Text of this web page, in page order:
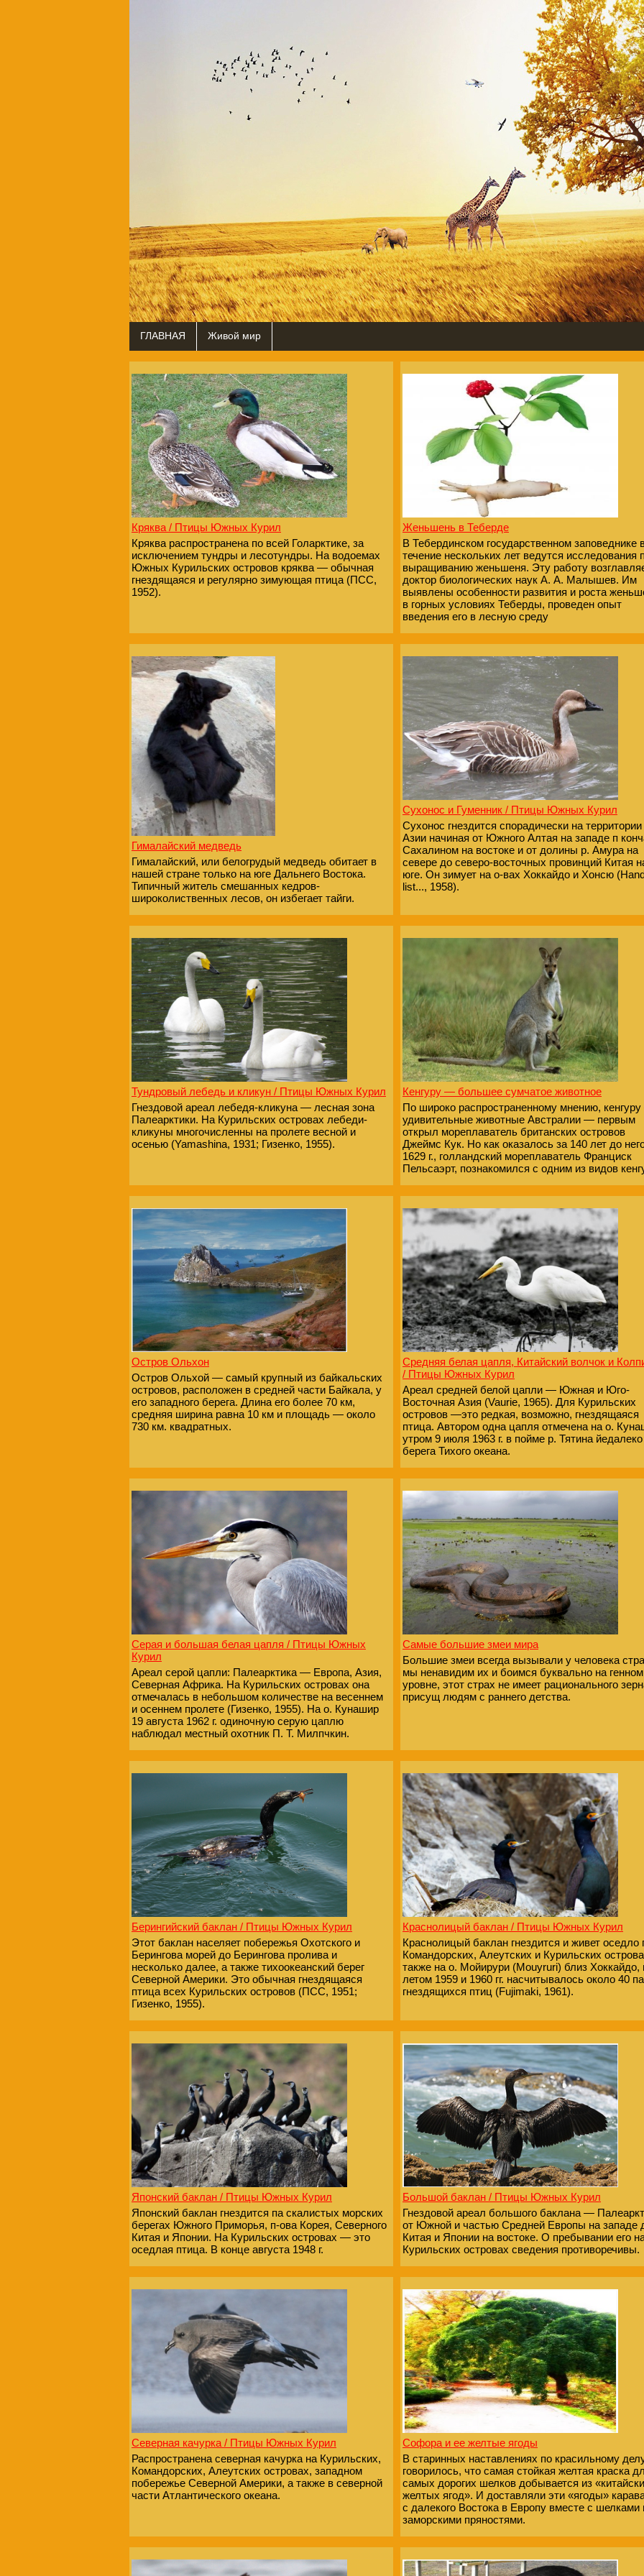
ГЛАВНАЯ Живой мир
Кряква / Птицы Южных Курил
Кряква распространена по всей Голарктике, за
исключением тундры и лесотундры. На водоемах
Южных Курильских островов кряква — обычная
гнездящаяся и регулярно зимующая птица (ПСС,
1952).
Женьшень в Теберде
В Тебердинском государственном заповеднике
течение нескольких лет ведутся исследования
выращиванию женьшеня. Эту работу
доктор биологических наук А. А. Малышев. Им
выявлены особенности развития и роста
в горных условиях Теберды, проведен опыт
введения его в лесную среду
Гималайский медведь
Гималайский, или белогрудый медведь обитает в
нашей стране только на юге Дальнего Востока.
Типичный житель смешанных кедров-
широколиственных лесов, он избегает тайги.
Сухонос и Гуменник / Птицы Южных Курил
Сухонос гнездится спорадически на территории
Азии начиная от Южного Алтая на западе п
Сахалином на востоке и от долины р. Амура на
севере до северо-восточных провинций Китая
юге. Он зимует на о-вах Хоккайдо и Хонсю
list..., 1958).
Тундровый лебедь и кликун / Птицы Южных Курил
Гнездовой ареал лебедя-кликуна — лесная зона
Палеарктики. На Курильских островах лебеди-
кликуны многочисленны на пролете весной и
осенью (Yamashina, 1931; Гизенко, 1955).
Кенгуру — большее сумчатое животное
По широко распространенному мнению,
удивительные животные Австралии — первым
открыл мореплаватель британских островов
Джеймс Кук. Но как оказалось за 140 лет до
1629 г., голландский мореплаватель Франциск
Пельсаэрт, познакомился с одним из видов
Остров Ольхон
Остров Ольхой — самый крупный из байкальских
островов, расположен в средней части Байкала, у
его западного берега. Длина его более 70 км,
средняя ширина равна 10 км и площадь — около
730 км. квадратных.
Средняя белая цапля, Китайский волчок и
/ Птицы Южных Курил
Ареал средней белой цапли — Южная и Юго-
Восточная Азия (Vaurie, 1965). Для Курильских
островов —это редкая, возможно, гнездящаяся
птица. Автором одна цапля отмечена на о.
утром 9 июля 1963 г. в пойме р. Тятина йедалеко
берега Тихого океана.
Серая и большая белая цапля / Птицы Южных
Курил
Ареал серой цапли: Палеарктика — Европа, Азия,
Северная Африка. На Курильских островах она
отмечалась в небольшом количестве на весеннем
и осеннем пролете (Гизенко, 1955). На о. Кунашир
19 августа 1962 г. одиночную серую цаплю
наблюдал местный охотник П. Т. Милпчкин.
Самые большие змеи мира
Большие змеи всегда вызывали у человека
мы ненавидим их и боимся буквально на генном
уровне, этот страх не имеет рационального
присущ людям с раннего детства.
Берингийский баклан / Птицы Южных Курил
Этот баклан населяет побережья Охотского и
Берингова морей до Берингова пролива и
несколько далее, а также тихоокеанский берег
Северной Америки. Это обычная гнездящаяся
птица всех Курильских островов (ПСС, 1951;
Гизенко, 1955).
Краснолицый баклан / Птицы Южных Курил
Краснолицый баклан гнездится и живет оседло
Командорских, Алеутских и Курильских
также на о. Мойирури (Mouyruri) близ Хоккайдо,
летом 1959 и 1960 гг. насчитывалось около 40
гнездящихся птиц (Fujimaki, 1961).
Японский баклан / Птицы Южных Курил
Японский баклан гнездится па скалистых морских
берегах Южного Приморья, п-ова Корея, Северного
Китая и Японии. На Курильских островах — это
оседлая птица. В конце августа 1948 г.
Большой баклан / Птицы Южных Курил
Гнездовой ареал большого баклана —
от Южной и частью Средней Европы на западе
Китая и Японии на востоке. О пребывании его
Курильских островах сведения противоречивы.
Северная качурка / Птицы Южных Курил
Распространена северная качурка на Курильских,
Командорских, Алеутских островах, западном
побережье Северной Америки, а также в северной
части Атлантического океана.
Софора и ее желтые ягоды
В старинных наставлениях по красильному
говорилось, что самая стойкая желтая краска
самых дорогих шелков добывается из
желтых ягод». И доставляли эти «ягоды»
с далекого Востока в Европу вместе с шелками
заморскими пряностями.